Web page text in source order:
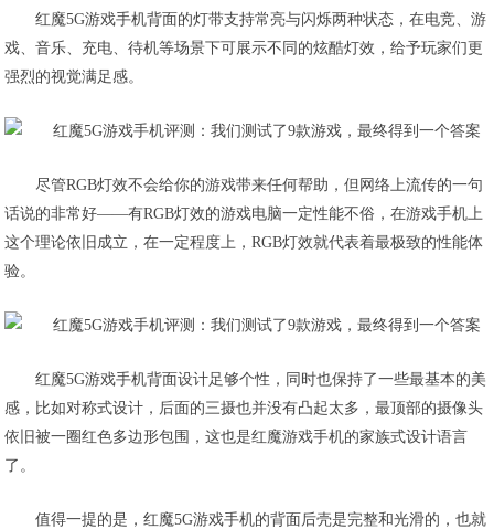
红魔5G游戏手机背面的灯带支持常亮与闪烁两种状态，在电竞、游
戏、音乐、充电、待机等场景下可展示不同的炫酷灯效，给予玩家们更
强烈的视觉满足感。
尽管RGB灯效不会给你的游戏带来任何帮助，但网络上流传的一句
话说的非常好——有RGB灯效的游戏电脑一定性能不俗，在游戏手机上
这个理论依旧成立，在一定程度上，RGB灯效就代表着最极致的性能体
验。
红魔5G游戏手机背面设计足够个性，同时也保持了一些最基本的美
感，比如对称式设计，后面的三摄也并没有凸起太多，最顶部的摄像头
依旧被一圈红色多边形包围，这也是红魔游戏手机的家族式设计语言
了。
值得一提的是，红魔5G游戏手机的背面后壳是完整和光滑的，也就